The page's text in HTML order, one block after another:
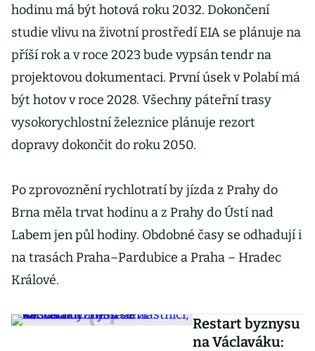
hodinu má být hotová roku 2032. Dokončení
studie vlivu na životní prostředí EIA se plánuje na
příší rok a v roce 2023 bude vypsán tendr na
projektovou dokumentaci. První úsek v Polabí má
být hotov v roce 2028. Všechny páteřní trasy
vysokorychlostní železnice plánuje rezort
dopravy dokončit do roku 2050.
Po zprovoznění rychlotratí by jízda z Prahy do
Brna měla trvat hodinu a z Prahy do Ústí nad
Labem jen půl hodiny. Obdobné časy se odhadují i
na trasách Praha–Pardubice a Praha – Hradec
Králové.
Restart byznysu
na Václaváku: